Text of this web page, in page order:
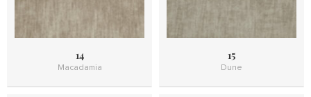
14
Macadamia
15
Dune